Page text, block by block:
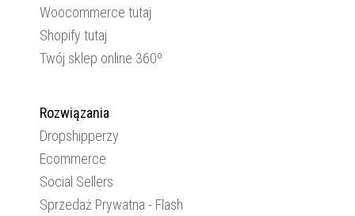
Woocommerce tutaj
Shopify tutaj
Twój sklep online 360º
Rozwiązania
Dropshipperzy
Ecommerce
Social Sellers
Sprzedaż Prywatna - Flash